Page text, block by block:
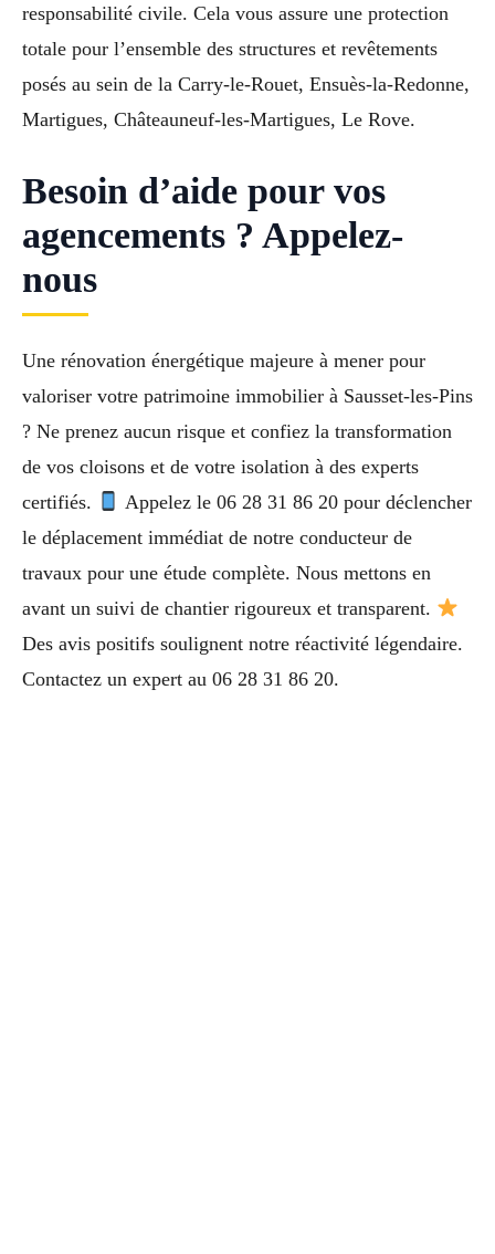
responsabilité civile. Cela vous assure une protection
totale pour l’ensemble des structures et revêtements
posés au sein de la Carry-le-Rouet, Ensuès-la-Redonne,
Martigues, Châteauneuf-les-Martigues, Le Rove.
Besoin d’aide pour vos
agencements ? Appelez-
nous
Une rénovation énergétique majeure à mener pour
valoriser votre patrimoine immobilier à Sausset-les-Pins
? Ne prenez aucun risque et confiez la transformation
de vos cloisons et de votre isolation à des experts
certifiés.
Appelez le 06 28 31 86 20 pour déclencher
le déplacement immédiat de notre conducteur de
travaux pour une étude complète. Nous mettons en
avant un suivi de chantier rigoureux et transparent.
Des avis positifs soulignent notre réactivité légendaire.
Contactez un expert au 06 28 31 86 20.